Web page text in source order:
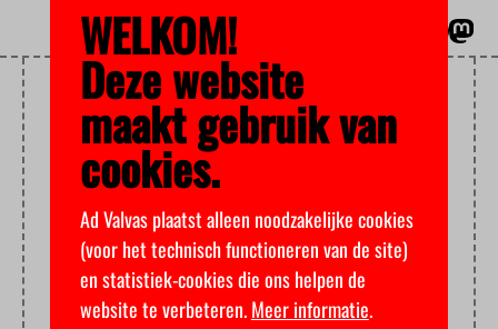
JELLE JOLLES
WELKOM!
Deze website
maakt gebruik van
cookies.
Ad Valvas plaatst alleen noodzakelijke cookies
(voor het technisch functioneren van de site)
en statistiek-cookies die ons helpen de
website te verbeteren.Meer informatie.